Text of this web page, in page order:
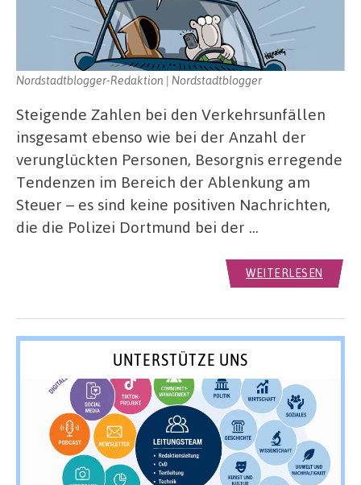
Nordstadtblogger-Redaktion | Nordstadtblogger
Steigende Zahlen bei den Verkehrsunfällen
insgesamt ebenso wie bei der Anzahl der
verunglückten Personen, Besorgnis erregende
Tendenzen im Bereich der Ablenkung am
Steuer – es sind keine positiven Nachrichten,
die die Polizei Dortmund bei der …
WEITERLESEN
UNTERSTÜTZE UNS